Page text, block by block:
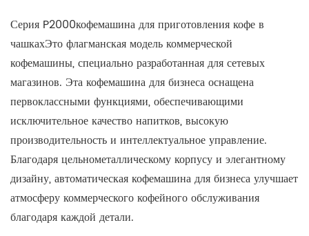
Серия P2000кофемашина для приготовления кофе в
чашкахЭто флагманская модель коммерческой
кофемашины, специально разработанная для сетевых
магазинов. Эта кофемашина для бизнеса оснащена
первоклассными функциями, обеспечивающими
исключительное качество напитков, высокую
производительность и интеллектуальное управление.
Благодаря цельнометаллическому корпусу и элегантному
дизайну, автоматическая кофемашина для бизнеса улучшает
атмосферу коммерческого кофейного обслуживания
благодаря каждой детали.